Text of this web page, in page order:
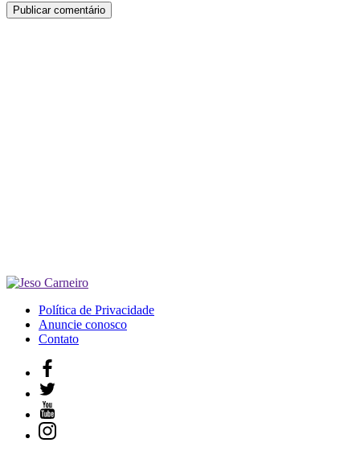
Política de Privacidade
Anuncie conosco
Contato